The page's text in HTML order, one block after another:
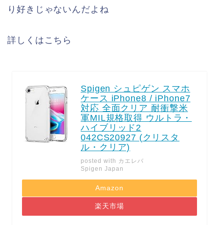
り好きじゃないんだよね
詳しくはこちら
Spigen シュピゲン スマホ
ケース iPhone8 / iPhone7
対応 全面クリア 耐衝撃米
軍MIL規格取得 ウルトラ・
ハイブリッド2
042CS20927 (クリスタ
ル・クリア)
posted with カエレバ
Spigen Japan
Amazon
楽天市場